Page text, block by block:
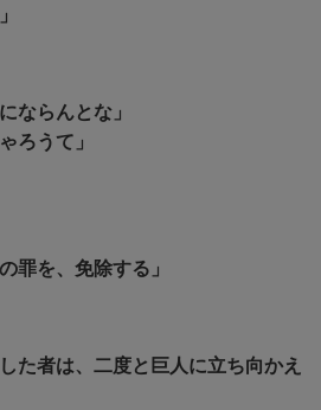
ならんとな」
ろうて」
罪を、免除する」
た者は、二度と巨人に立ち向かえ